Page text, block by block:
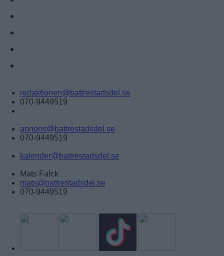
redaktionen@battrestadsdel.se
070-9449519
annons@battrestadsdel.se
070-9449519
kalender@battrestadsdel.se
Mats Falck
mats@battrestadsdel.se
070-9449519